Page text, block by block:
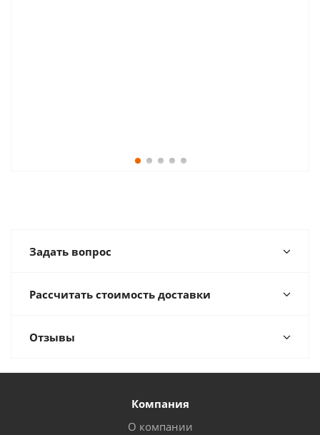
Задать вопрос
Рассчитать стоимость доставки
Отзывы
Компания
О компании